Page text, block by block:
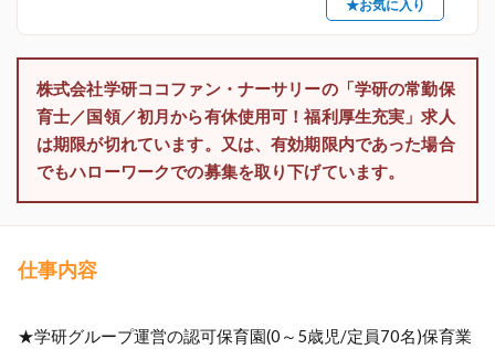
★お気に入り
株式会社学研ココファン・ナーサリーの「学研の常勤保
育士／国領／初月から有休使用可！福利厚生充実」求人
は期限が切れています。又は、有効期限内であった場合
でもハローワークでの募集を取り下げています。
仕事内容
★学研グループ運営の認可保育園(0～5歳児/定員70名)保育業